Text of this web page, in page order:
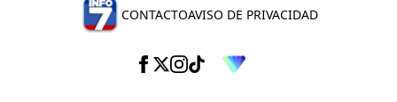
CONTACTOAVISO DE PRIVACIDAD